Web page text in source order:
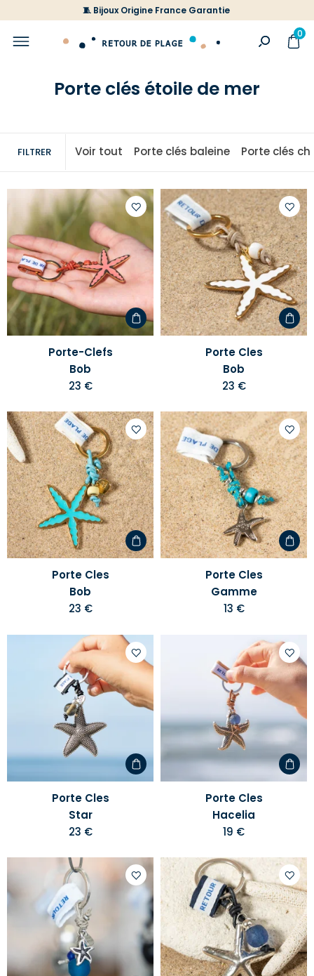
🧵 Bijoux Origine France Garantie
0
Porte clés étoile de mer
FILTRER Voir tout Porte clés baleine Porte clés
Ajouter
à
votre
liste
d'envies
Porte-Clefs
Bob
23 €
à
votre
liste
Porte Cles
Bob
23 €
Ajouter
à
votre
liste
d'envies
Porte Cles
Bob
23 €
à
votre
liste
Porte Cles
Gamme
13 €
Ajouter
à
votre
Porte Cles
Star
23 €
votre
liste
Porte Cles
Hacelia
19 €
Ajouter
votre
liste
d'envies
à
votre
liste